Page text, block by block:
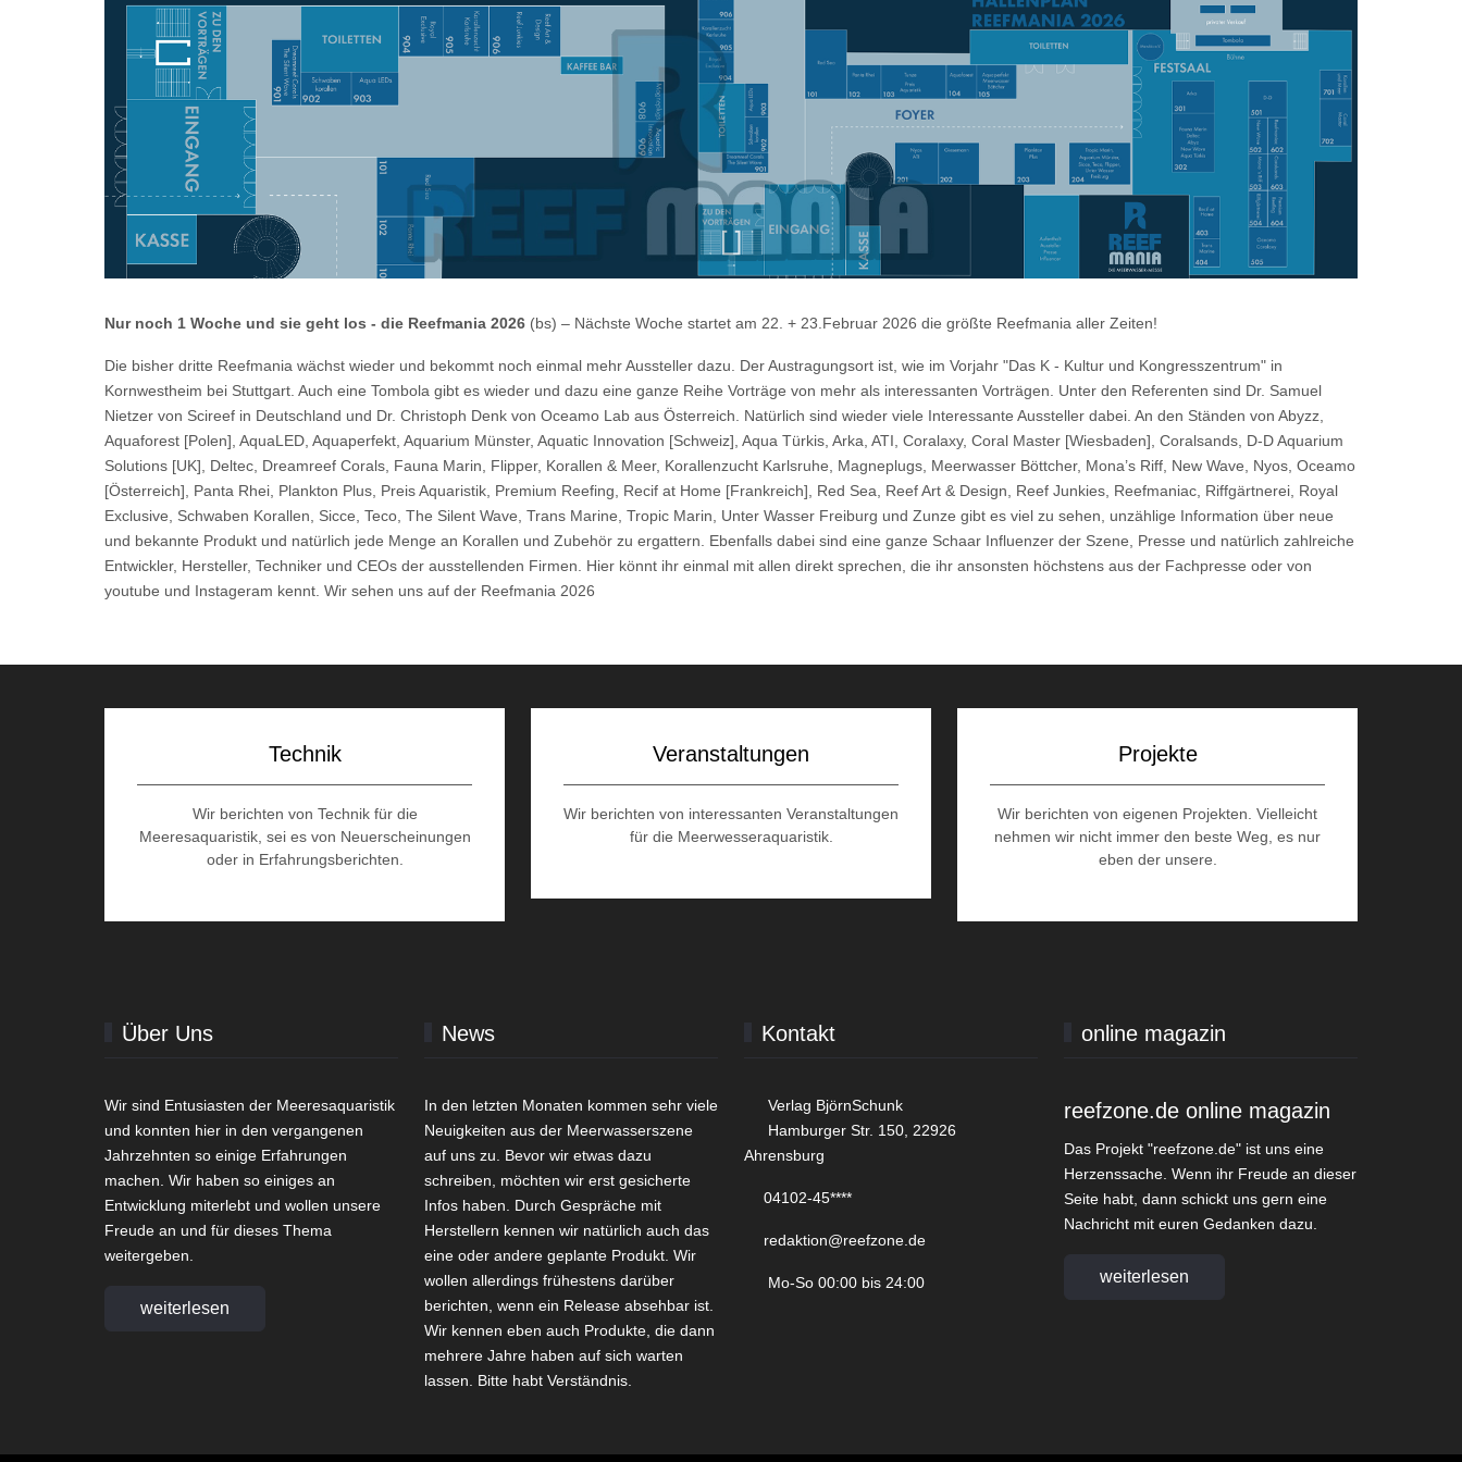
Nur noch 1 Woche und sie geht los - die Reefmania 2026 (bs) – Nächste Woche startet am 22. + 23.Februar 2026 die größte Reefmania aller Zeiten!
Die bisher dritte Reefmania wächst wieder und bekommt noch einmal mehr Aussteller dazu. Der Austragungsort ist, wie im Vorjahr "Das K - Kultur und Kongresszentrum" in
Kornwestheim bei Stuttgart. Auch eine Tombola gibt es wieder und dazu eine ganze Reihe Vorträge von mehr als interessanten Vorträgen. Unter den Referenten sind Dr. Samuel
Nietzer von Scireef in Deutschland und Dr. Christoph Denk von Oceamo Lab aus Österreich. Natürlich sind wieder viele Interessante Aussteller dabei. An den Ständen von Abyzz,
Aquaforest [Polen], AquaLED, Aquaperfekt, Aquarium Münster, Aquatic Innovation [Schweiz], Aqua Türkis, Arka, ATI, Coralaxy, Coral Master [Wiesbaden], Coralsands, D-D Aquarium
Solutions [UK], Deltec, Dreamreef Corals, Fauna Marin, Flipper, Korallen & Meer, Korallenzucht Karlsruhe, Magneplugs, Meerwasser Böttcher, Mona’s Riff, New Wave, Nyos, Oceamo
[Österreich], Panta Rhei, Plankton Plus, Preis Aquaristik, Premium Reefing, Recif at Home [Frankreich], Red Sea, Reef Art & Design, Reef Junkies, Reefmaniac, Riffgärtnerei, Royal
Exclusive, Schwaben Korallen, Sicce, Teco, The Silent Wave, Trans Marine, Tropic Marin, Unter Wasser Freiburg und Zunze gibt es viel zu sehen, unzählige Information über neue
und bekannte Produkt und natürlich jede Menge an Korallen und Zubehör zu ergattern. Ebenfalls dabei sind eine ganze Schaar Influenzer der Szene, Presse und natürlich zahlreiche
Entwickler, Hersteller, Techniker und CEOs der ausstellenden Firmen. Hier könnt ihr einmal mit allen direkt sprechen, die ihr ansonsten höchstens aus der Fachpresse oder von
youtube und Instageram kennt. Wir sehen uns auf der Reefmania 2026
Technik
Wir berichten von Technik für die
Meeresaquaristik, sei es von Neuerscheinungen
oder in Erfahrungsberichten.
Veranstaltungen
Wir berichten von interessanten Veranstaltungen
für die Meerwesseraquaristik.
Projekte
Wir berichten von eigenen Projekten. Vielleicht
nehmen wir nicht immer den beste Weg, es nur
eben der unsere.
Über Uns
Wir sind Entusiasten der Meeresaquaristik
und konnten hier in den vergangenen
Jahrzehnten so einige Erfahrungen
machen. Wir haben so einiges an
Entwicklung miterlebt und wollen unsere
Freude an und für dieses Thema
weitergeben.
weiterlesen
News
In den letzten Monaten kommen sehr viele
Neuigkeiten aus der Meerwasserszene
auf uns zu. Bevor wir etwas dazu
schreiben, möchten wir erst gesicherte
Infos haben. Durch Gespräche mit
Herstellern kennen wir natürlich auch das
eine oder andere geplante Produkt. Wir
wollen allerdings frühestens darüber
berichten, wenn ein Release absehbar ist.
Wir kennen eben auch Produkte, die dann
mehrere Jahre haben auf sich warten
lassen. Bitte habt Verständnis.
Kontakt
Verlag BjörnSchunk
Hamburger Str. 150, 22926
Ahrensburg
04102-45****
redaktion@reefzone.de
Mo-So 00:00 bis 24:00
online magazin
reefzone.de online magazin
Das Projekt "reefzone.de" ist uns eine
Herzenssache. Wenn ihr Freude an dieser
Seite habt, dann schickt uns gern eine
Nachricht mit euren Gedanken dazu.
weiterlesen